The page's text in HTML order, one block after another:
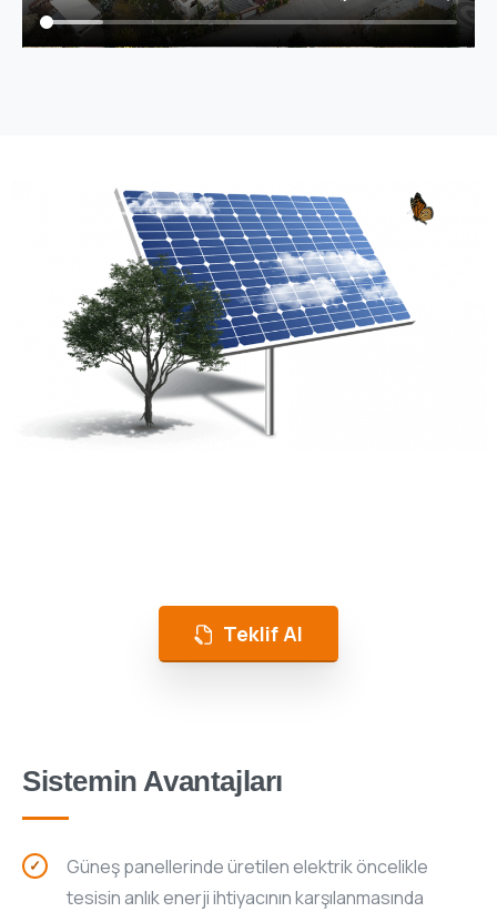
Teklif Al
Sistemin Avantajları
Güneş panellerinde üretilen elektrik öncelikle
tesisin anlık enerji ihtiyacının karşılanmasında